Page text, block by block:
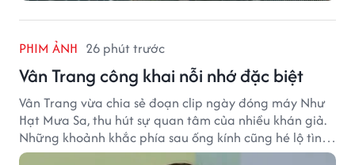
PHIM ẢNH 26 phút trước
Vân Trang công khai nỗi nhớ đặc biệt
Vân Trang vừa chia sẻ đoạn clip ngày đóng máy Như
Hạt Mưa Sa, thu hút sự quan tâm của nhiều khán giả.
Những khoảnh khắc phía sau ống kính cũng hé lộ tình
cảm đặc biệt mà nữ diễn viên dành cho ê-kíp bộ phim.